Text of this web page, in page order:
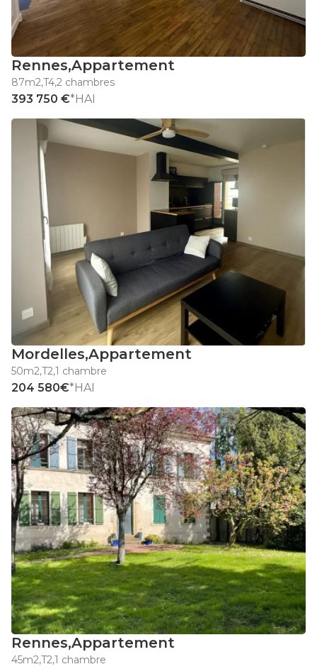
Rennes,Appartement
87m2,T4,2 chambres
393 750 €*HAI
Mordelles,Appartement
50m2,T2,1 chambre
204 580€*HAI
Rennes,Appartement
45m2,T2,1 chambre